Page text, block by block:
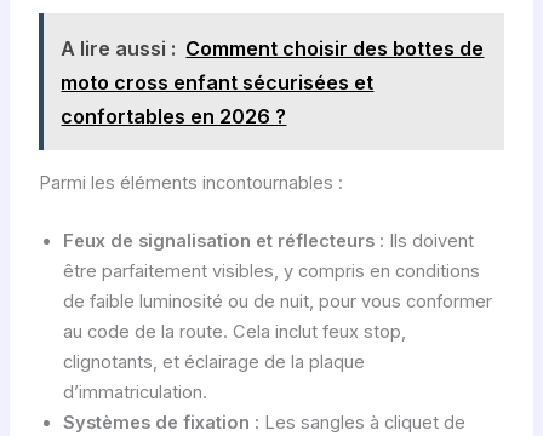
A lire aussi : Comment choisir des bottes de
moto cross enfant sécurisées et
confortables en 2026 ?
Parmi les éléments incontournables :
Feux de signalisation et réflecteurs : Ils doivent
être parfaitement visibles, y compris en conditions
de faible luminosité ou de nuit, pour vous conformer
au code de la route. Cela inclut feux stop,
clignotants, et éclairage de la plaque
d’immatriculation.
Systèmes de fixation : Les sangles à cliquet de